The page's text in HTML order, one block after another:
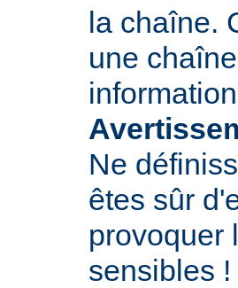
la chaîne.
une
Ne
êtes sûr
provoquer
sensibles !